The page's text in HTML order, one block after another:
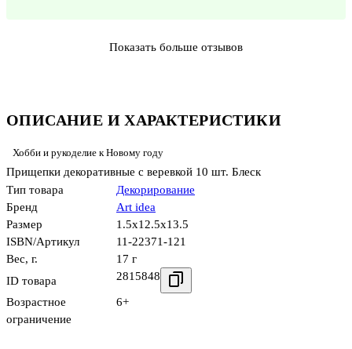
ОПИСАНИЕ И ХАРАКТЕРИСТИКИ
Хобби и рукоделие к Новому году
Прищепки декоративные с веревкой 10 шт. Блеск
Тип товара
Декорирование
Бренд
Art idea
Размер
1.5x12.5x13.5
ISBN/Артикул
11-22371-121
Вес, г.
17 г
ID товара
2815848
Возрастное
ограничение
6+
Показать больше отзывов